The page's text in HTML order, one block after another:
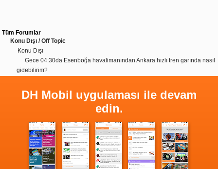
Tüm Forumlar
Konu Dışı / Off Topic
Konu Dışı
Gece 04:30da Esenboğa havalimanından Ankara hızlı tren garında nasıl
gidebilirim?
DH Mobil uygulaması ile devam
edin.